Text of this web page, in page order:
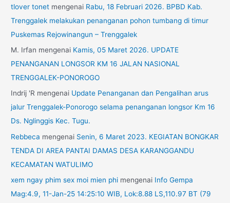
tlover tonet mengenai Rabu, 18 Februari 2026. BPBD Kab.
Trenggalek melakukan penanganan pohon tumbang di timur
Puskemas Rejowinangun – Trenggalek
M. Irfan mengenai Kamis, 05 Maret 2026. UPDATE
PENANGANAN LONGSOR KM 16 JALAN NASIONAL
TRENGGALEK-PONOROGO
Indrij 'R mengenai Update Penanganan dan Pengalihan arus
jalur Trenggalek-Ponorogo selama penanganan longsor Km 16
Ds. Nglinggis Kec. Tugu.
Rebbeca mengenai Senin, 6 Maret 2023. KEGIATAN BONGKAR
TENDA DI AREA PANTAI DAMAS DESA KARANGGANDU
KECAMATAN WATULIMO
xem ngay phim sex moi mien phi mengenai Info Gempa
Mag:4.9, 11-Jan-25 14:25:10 WIB, Lok:8.88 LS,110.97 BT (79